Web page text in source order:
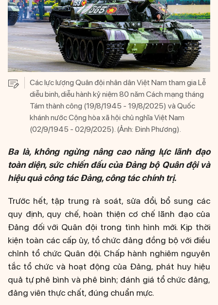
Các lực lượng Quân đội nhân dân Việt Nam tham gia Lễ
diễu binh, diễu hành kỷ niệm 80 năm Cách mạng tháng
Tám thành công (19/8/1945 - 19/8/2025) và Quốc
khánh nước Cộng hòa xã hội chủ nghĩa Việt Nam
(02/9/1945 - 02/9/2025). (Ảnh: Đinh Phương).
Ba là, không ngừng nâng cao năng lực lãnh đạo
toàn diện, sức chiến đấu của Đảng bộ Quân đội và
hiệu quả công tác Đảng, công tác chính trị.
Trước hết, tập trung rà soát, sửa đổi, bổ sung các
quy định, quy chế, hoàn thiện cơ chế lãnh đạo của
Đảng đối với Quân đội trong tình hình mới. Kịp thời
kiện toàn các cấp ủy, tổ chức đảng đồng bộ với điều
chỉnh tổ chức Quân đội. Chấp hành nghiêm nguyên
tắc tổ chức và hoạt động của Đảng, phát huy hiệu
quả tự phê bình và phê bình; đánh giá tổ chức đảng,
đảng viên thực chất, đúng chuẩn mực.